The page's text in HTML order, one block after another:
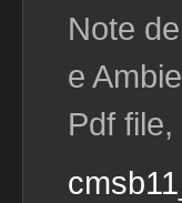
Note
e
Pdf